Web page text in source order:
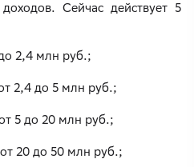
Сейчас действует 5
2,4 млн руб.;
2,4 до 5 млн руб.;
5 до 20 млн руб.;
20 до 50 млн руб.;